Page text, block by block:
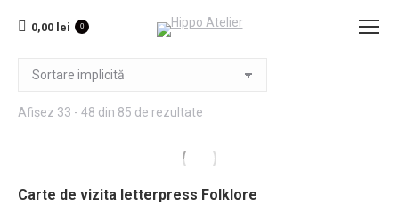
0,00 lei 0
Afișez 33 - 48 din 85 de rezultate
Carte de vizita letterpress Folklore